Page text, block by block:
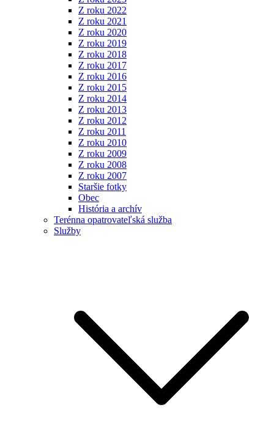
Z roku 2022
Z roku 2021
Z roku 2020
Z roku 2019
Z roku 2018
Z roku 2017
Z roku 2016
Z roku 2015
Z roku 2014
Z roku 2013
Z roku 2012
Z roku 2011
Z roku 2010
Z roku 2009
Z roku 2008
Z roku 2007
Staršie fotky
Obec
História a archív
Terénna opatrovateľská služba
Služby